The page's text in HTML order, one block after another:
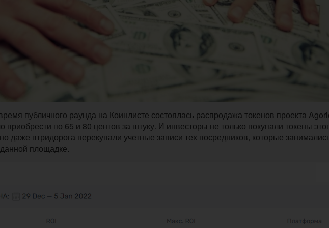
публичного раунда на Коинлисте состоялась распродажа токенов проекта
по 65 и 80 центов за штуку. И инвесторы не только покупали токены
даже втридорога перекупали учетные записи тех посредников, которые
площадке.